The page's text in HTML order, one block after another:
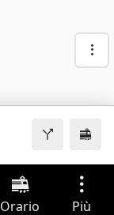
Orario Più